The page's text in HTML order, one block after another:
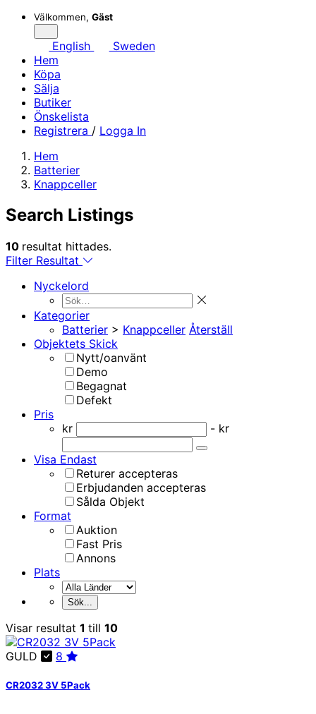
Välkommen, Gäst
English
Sweden
Hem
Köpa
Sälja
Butiker
Önskelista
Registrera / Logga In
Hem
Batterier
Knappceller
Search Listings
10 resultat hittades.
Filter Resultat
Nyckelord
Kategorier
Batterier > Knappceller Återställ
Objektets Skick
Nytt/oanvänt
Demo
Begagnat
Defekt
Pris
kr
- kr
Visa Endast
Returer accepteras
Erbjudanden accepteras
Sålda Objekt
Format
Auktion
Fast Pris
Annons
Plats
Visar resultat 1 till 10
GULD
8
CR2032 3V 5Pack